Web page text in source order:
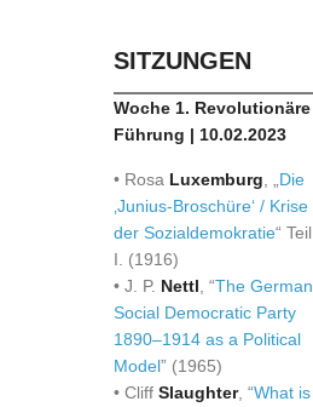
SITZUNGEN
Woche 1. Revolutionäre
Führung | 10.02.2023
• Rosa Luxemburg
Die
‚Junius-Broschüre‘ / Krise
der Sozialdemokratie“ Teil
I. (1916)
• J. P. Nettl , “The German
Social Democratic Party
1890–1914 as a Political
Model” (1965)
• Cliff Slaughter, “What is